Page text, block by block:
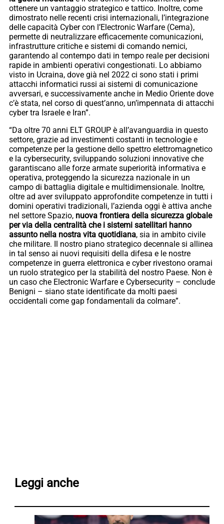
ottenere un vantaggio strategico e tattico. Inoltre, come
dimostrato nelle recenti crisi internazionali, l’integrazione
delle capacità Cyber con l’Electronic Warfare (Cema),
permette di neutralizzare efficacemente comunicazioni,
infrastrutture critiche e sistemi di comando nemici,
garantendo al contempo dati in tempo reale per decisioni
rapide in ambienti operativi congestionati. Lo abbiamo
visto in Ucraina, dove già nel 2022 ci sono stati i primi
attacchi informatici russi ai sistemi di comunicazione
avversari, e successivamente anche in Medio Oriente dove
c’è stata, nel corso di quest’anno, un’impennata di attacchi
cyber tra Israele e Iran”.
“Da oltre 70 anni ELT GROUP è all’avanguardia in questo
settore, grazie ad investimenti costanti in tecnologie e
competenze per la gestione dello spettro elettromagnetico
e la cybersecurity, sviluppando soluzioni innovative che
garantiscano alle forze armate superiorità informativa e
operativa, proteggendo la sicurezza nazionale in un
campo di battaglia digitale e multidimensionale. Inoltre,
oltre ad aver sviluppato approfondite competenze in tutti i
domini operativi tradizionali, l’azienda oggi è attiva anche
nel settore Spazio, nuova frontiera della sicurezza globale
per via della centralità che i sistemi satellitari hanno
assunto nella nostra vita quotidiana, sia in ambito civile
che militare. Il nostro piano strategico decennale si allinea
in tal senso ai nuovi requisiti della difesa e le nostre
competenze in guerra elettronica e cyber rivestono oramai
un ruolo strategico per la stabilità del nostro Paese. Non è
un caso che Electronic Warfare e Cybersecurity – conclude
Benigni – siano state identificate da molti paesi
occidentali come gap fondamentali da colmare”.
Leggi anche